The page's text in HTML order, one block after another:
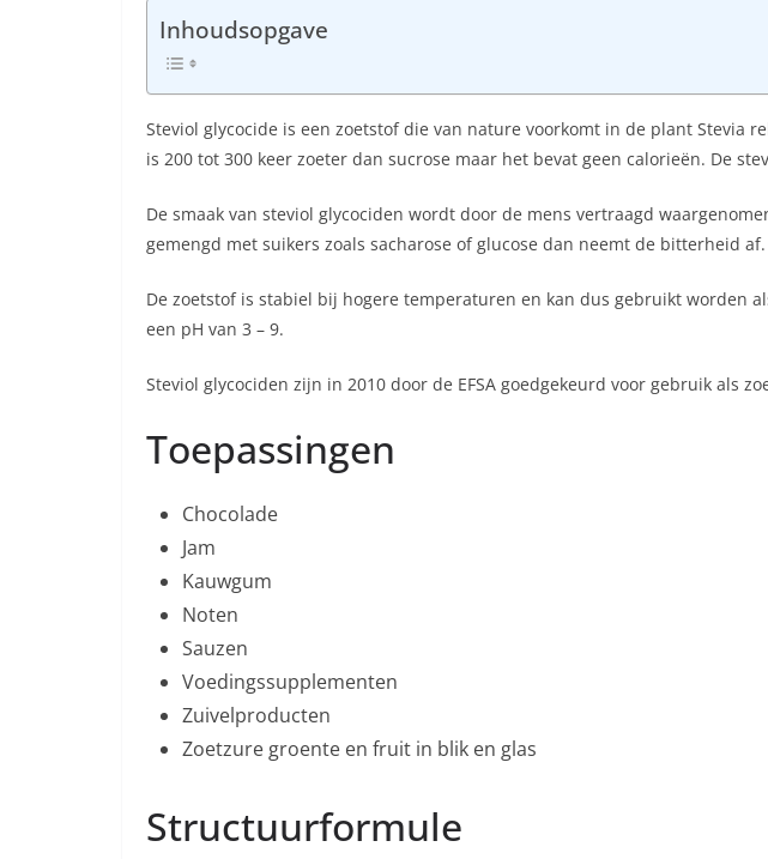
Inhoudsopgave
Steviol glycocide is een zoetstof die van nature voorkomt in de plant Stevia
is 200 tot 300 keer zoeter dan sucrose maar het bevat geen calorieën. De
De smaak van steviol glycociden wordt door de mens vertraagd
gemengd met suikers zoals sacharose of glucose dan neemt de bitterheid
De zoetstof is stabiel bij hogere temperaturen en kan dus gebruikt worden
een pH van 3 – 9.
Steviol glycociden zijn in 2010 door de EFSA goedgekeurd voor gebruik als
Toepassingen
Chocolade
Jam
Kauwgum
Noten
Sauzen
Voedingssupplementen
Zuivelproducten
Zoetzure groente en fruit in blik en glas
Structuurformule